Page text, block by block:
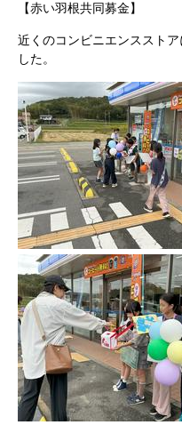
【赤い羽根共同募金】
近くのコンビニエンススト
した。